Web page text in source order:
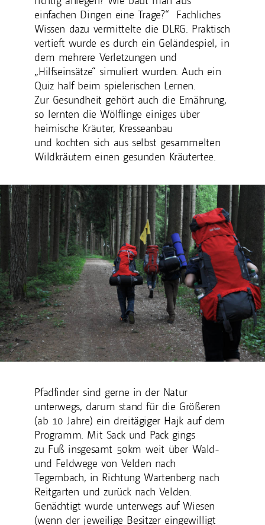
einfachen Dingen eine Trage?“ Fachliches
Wissen dazu vermittelte die DLRG. Praktisch
vertieft wurde es durch ein Geländespiel, in
dem mehrere Verletzungen und
„Hilfseinsätze“ simuliert wurden. Auch ein
Quiz half beim spielerischen Lernen.
Zur Gesundheit gehört auch die Ernährung,
so lernten die Wölflinge einiges über
heimische Kräuter, Kresseanbau
und kochten sich aus selbst gesammelten
Wildkräutern einen gesunden Kräutertee.
Pfadfinder sind gerne in der Natur
unterwegs, darum stand für die Größeren
(ab 10 Jahre) ein dreitägiger Hajk auf dem
Programm. Mit Sack und Pack gings
zu Fuß insgesamt 50km weit über Wald-
und Feldwege von Velden nach
Tegernbach, in Richtung Wartenberg nach
Reitgarten und zurück nach Velden.
Genächtigt wurde unterwegs auf Wiesen
(wenn der jeweilige Besitzer eingewilligt